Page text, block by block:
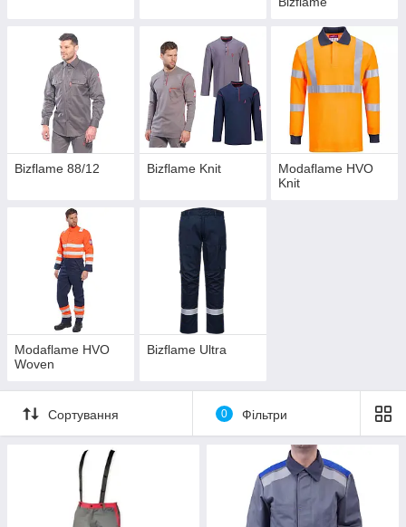
Bizflame 88/12 Bizflame Knit
Modaflame HVO
Knit
Modaflame HVO
Woven
Bizflame Ultra
Сортування 0 Фільтри